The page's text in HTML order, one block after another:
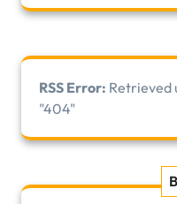
RSS Error: Retrieved
"404"